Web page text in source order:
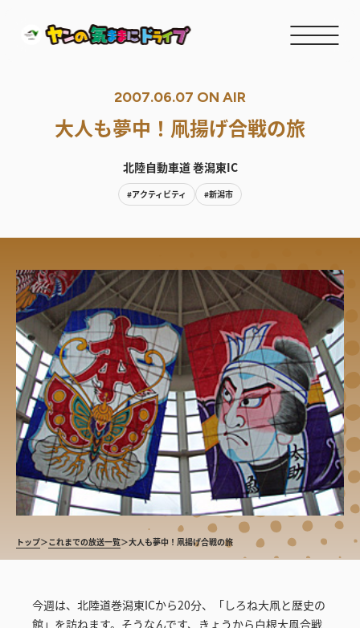
2007.06.07 ON AIR
大人も夢中！凧揚げ合戦の旅
北陸自動車道 巻潟東IC
#アクティビティ #新潟市
トップ＞これまでの放送一覧＞大人も夢中！凧揚げ合戦の旅
今週は、北陸道巻潟東ICから20分、「しろね大凧と歴史の
館」を訪ねます。そうなんです、きょうから白根大凧合戦